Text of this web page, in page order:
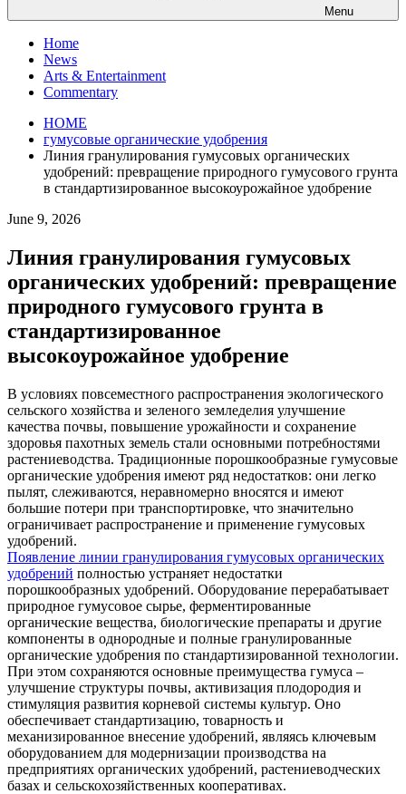
Menu
Home
News
Arts & Entertainment
Commentary
HOME
гумусовые органические удобрения
Линия гранулирования гумусовых органических
удобрений: превращение природного гумусового грунта
в стандартизированное высокоурожайное удобрение
June 9, 2026
Линия гранулирования гумусовых
органических удобрений: превращение
природного гумусового грунта в
стандартизированное
высокоурожайное удобрение
В условиях повсеместного распространения экологического
сельского хозяйства и зеленого земледелия улучшение
качества почвы, повышение урожайности и сохранение
здоровья пахотных земель стали основными потребностями
растениеводства. Традиционные порошкообразные гумусовые
органические удобрения имеют ряд недостатков: они легко
пылят, слеживаются, неравномерно вносятся и имеют
большие потери при транспортировке, что значительно
ограничивает распространение и применение гумусовых
удобрений.
Появление линии гранулирования гумусовых органических
удобрений полностью устраняет недостатки
порошкообразных удобрений. Оборудование перерабатывает
природное гумусовое сырье, ферментированные
органические вещества, биологические препараты и другие
компоненты в однородные и полные гранулированные
органические удобрения по стандартизированной технологии.
При этом сохраняются основные преимущества гумуса –
улучшение структуры почвы, активизация плодородия и
стимуляция развития корневой системы культур. Оно
обеспечивает стандартизацию, товарность и
механизированное внесение удобрений, являясь ключевым
оборудованием для модернизации производства на
предприятиях органических удобрений, растениеводческих
базах и сельскохозяйственных кооперативах.